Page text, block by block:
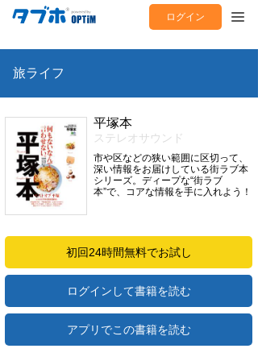
ログイン
旅ライフ
平塚本
ステレオサウンド
市や区などの狭い範囲に区切って、
深い情報をお届けしている街ラブ本
シリーズ。ディープな“街ラブ
本”で、コアな情報を手に入れよう！
初回24時間無料でお試し
ログインして書籍を読む
アプリでこの書籍を読む